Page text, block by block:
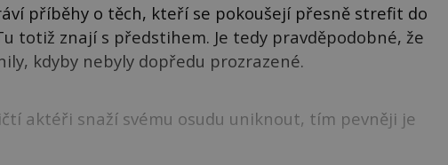
příběhy o těch, kteří se pokoušejí přesně strefit do
totiž znají s předstihem. Je tedy pravděpodobné, že
kdyby nebyly dopředu prozrazené.
aktéři snaží svému osudu uniknout, tím pevněji je